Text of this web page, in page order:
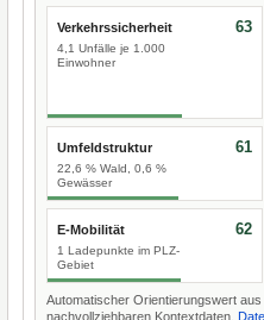
Verkehrssicherheit
4,1 Unfälle je 1.000
Einwohner
63
Umfeldstruktur
22,6 % Wald, 0,6 %
Gewässer
61
E-Mobilität
1 Ladepunkte im PLZ-
Gebiet
62
Automatischer Orientierungswert
nachvollziehbaren Kontextdaten.